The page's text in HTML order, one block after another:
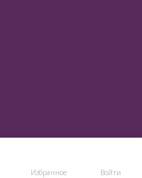
Избранное Войти